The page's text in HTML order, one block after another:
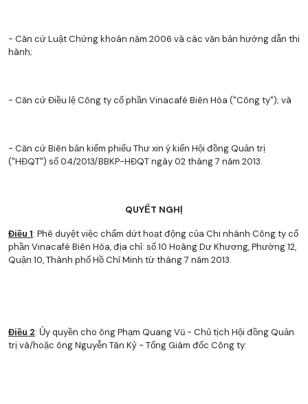
- Căn cứ Luật Chứng khoán năm 2006 và các văn bản hướng dẫn thi
hành;
- Căn cứ Điều lệ Công ty cổ phần Vinacafé Biên Hòa ("Công ty"); và
- Căn cứ Biên bản kiểm phiếu Thư xin ý kiến Hội đồng Quản trị
("HĐQT") số 04/2013/BBKP-HĐQT ngày 02 tháng 7 năm 2013.
QUYẾT NGHỊ
Điều 1: Phê duyệt việc chấm dứt hoạt động của Chi nhánh Công ty cổ
phần Vinacafé Biên Hòa, địa chỉ: số 10 Hoàng Dư Khương, Phường 12,
Quận 10, Thành phố Hồ Chí Minh từ tháng 7 năm 2013.
Điều 2: Ủy quyền cho ông Phạm Quang Vũ - Chủ tịch Hội đồng Quản
trị và/hoặc ông Nguyễn Tân Kỷ - Tổng Giám đốc Công ty: